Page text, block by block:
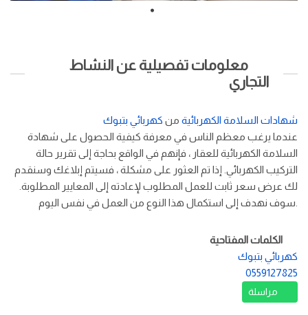
معلومات تفصيلية عن النشاط
التجاري
شهادات السلامة الكهربائية من كهربائي بتبوك
عندما يرغب معظم الناس في معرفة كيفية الحصول على شهادة
السلامة الكهربائية للعقار ، فإنهم في الواقع بحاجة إلى تقرير حالة
التركيب الكهربائي. إذا تم العثور على مشكلة ، فسيتم إبلاغك وسنقدم
لك عرض سعر ثابت للعمل المطلوب لإعادته إلى المعايير المطلوبة.
الكلمات المفتاحية
كهربائي بتبوك
0559127825
مراسلة